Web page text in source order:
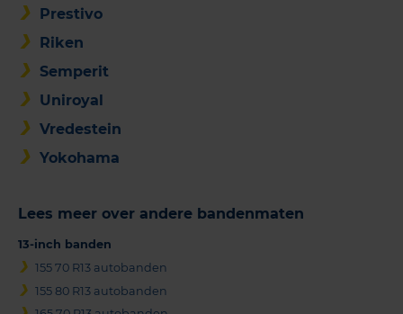
Prestivo
Riken
Semperit
Uniroyal
Vredestein
Yokohama
Lees meer over andere bandenmaten
13-inch banden
155 70 R13 autobanden
155 80 R13 autobanden